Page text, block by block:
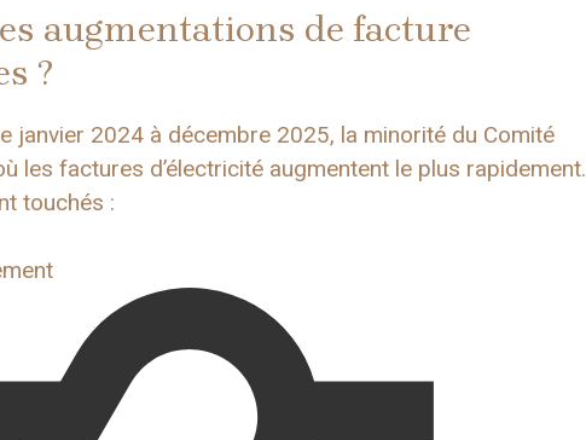
augmentations de facture
?
janvier 2024 à décembre 2025, la minorité du Comité
les factures d’électricité augmentent le plus rapidement.
touchés :